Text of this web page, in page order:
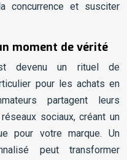
concurrence et susciter
moment de vérité
devenu un rituel de
pour les achats en
partagent leurs
sociaux, créant un
pour votre marque. Un
peut transformer